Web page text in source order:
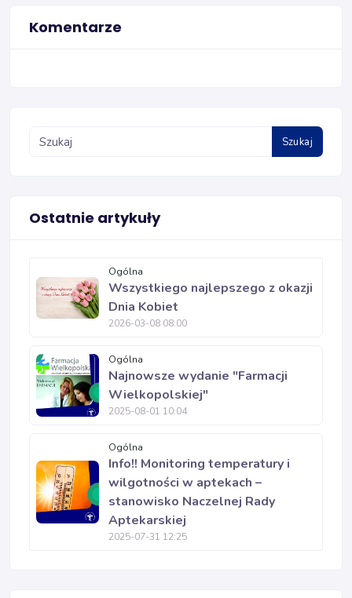
Komentarze
Szukaj
Ostatnie artykuły
Ogólna
Wszystkiego najlepszego z okazji
Dnia Kobiet
2026-03-08 08:00
Ogólna
Najnowsze wydanie "Farmacji
Wielkopolskiej"
2025-08-01 10:04
Ogólna
Info!! Monitoring temperatury i
wilgotności w aptekach –
stanowisko Naczelnej Rady
Aptekarskiej
2025-07-31 12:25